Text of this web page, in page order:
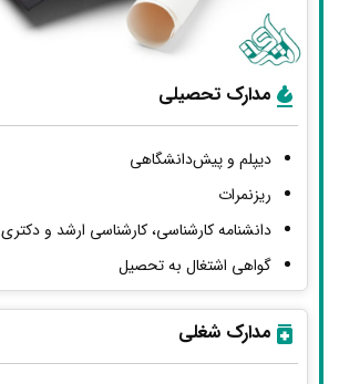
مدارک تحصیلی
دیپلم و پیش‌دانشگاهی
ریزنمرات
دانشنامه کارشناسی، کارشناسی ارشد و دکتری
گواهی اشتغال به تحصیل
مدارک شغلی